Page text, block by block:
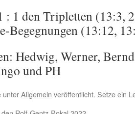
: 1 den Tripletten
Begegnungen (13:12,
Hedwig, Werner,
und PH
unterAllgemein veröffentlicht. Setze ein